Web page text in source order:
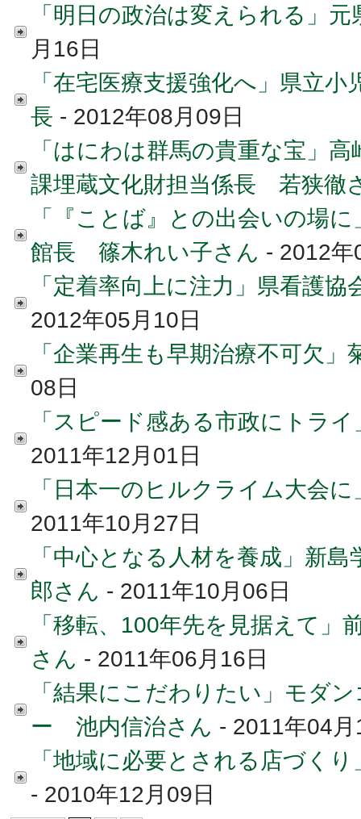
「明日の政治は変えられる」
月16日
「在宅医療支援強化へ」県立
長 - 2012年08月09日
「はにわは群馬の貴重な宝」
課埋蔵文化財担当係長 若狭徹
「『ことば』との出会いの場
館長 篠木れい子さん - 2012年
「定着率向上に注力」県看護
2012年05月10日
「企業再生も早期治療不可欠」
08日
「スピード感ある市政にトラ
2011年12月01日
「日本一のヒルクライム大会
2011年10月27日
「中心となる人材を養成」新
郎さん - 2011年10月06日
「移転、100年先を見据えて
さん - 2011年06月16日
「結果にこだわりたい」モダ
ー 池内信治さん - 2011年04
「地域に必要とされる店づく
- 2010年12月09日